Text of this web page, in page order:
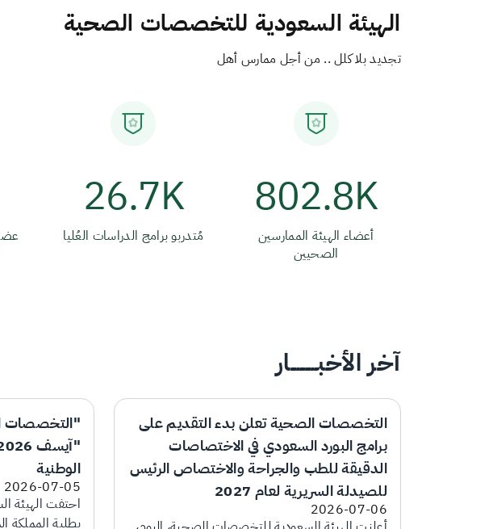
الهيئة السعودية للتخصصات الصحية
تجديد بلا كلل .. من أجل ممارس أهل
802.8K
أعضاء الهيئة الممارسين
الصحيين
26.7K
مُتدربو برامج الدراسات العُليا
آخر الأخبـــــــــار
التخصصات الصحية تعلن بدء التقديم على
برامج البورد السعودي في الاختصاصات
الدقيقة للطب والجراحة والاختصاص الرئيس
للصيدلة السريرية لعام 2027
2026-07-06
"التخصصات
الوطنية
2026-07-05
احتفت الهيئة
بطلبة المملكة